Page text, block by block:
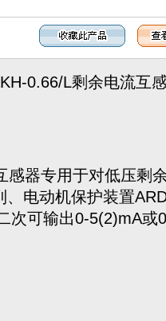
0.66/L剩余电流互
器专用于对低压剩
电动机保护装置
次可输出0-5(2)mA或